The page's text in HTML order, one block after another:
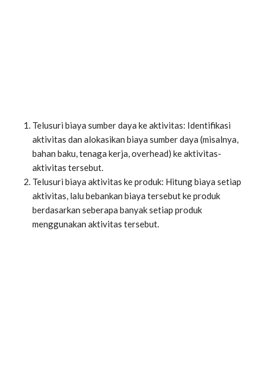
Telusuri biaya sumber daya ke aktivitas: Identifikasi
aktivitas dan alokasikan biaya sumber daya (misalnya,
bahan baku, tenaga kerja, overhead) ke aktivitas-
aktivitas tersebut.
Telusuri biaya aktivitas ke produk: Hitung biaya setiap
aktivitas, lalu bebankan biaya tersebut ke produk
berdasarkan seberapa banyak setiap produk
menggunakan aktivitas tersebut.